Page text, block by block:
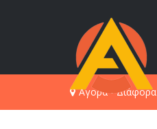
Αγορά - Διάφορα